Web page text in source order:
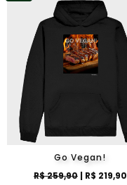
Go Vegan!
R$ 259,90| R$ 219,90